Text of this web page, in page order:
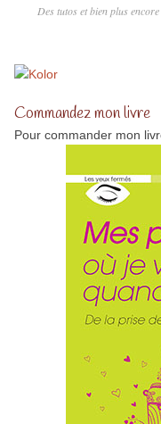
Des tutos et bien plus encore
Commandez mon livre
Pour commander mon